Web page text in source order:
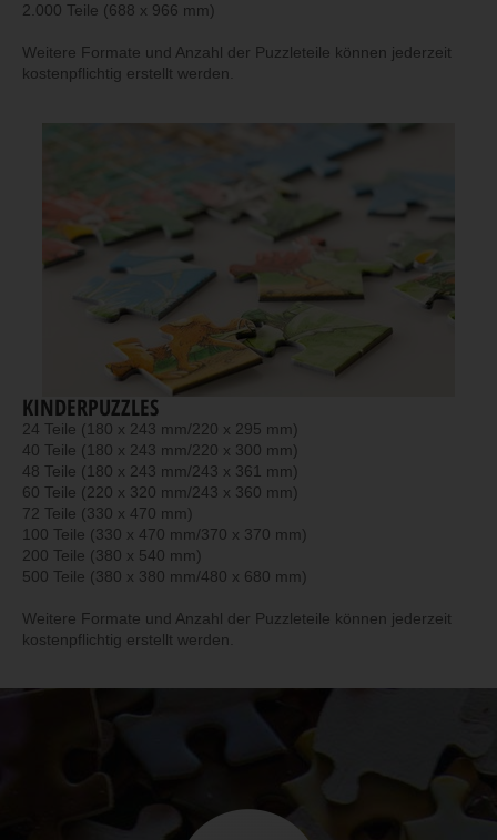
2.000 Teile (688 x 966 mm)
Weitere Formate und Anzahl der Puzzleteile können jederzeit
kostenpflichtig erstellt werden.
KINDERPUZZLES
24 Teile (180 x 243 mm/220 x 295 mm)
40 Teile (180 x 243 mm/220 x 300 mm)
48 Teile (180 x 243 mm/243 x 361 mm)
60 Teile (220 x 320 mm/243 x 360 mm)
72 Teile (330 x 470 mm)
100 Teile (330 x 470 mm/370 x 370 mm)
200 Teile (380 x 540 mm)
500 Teile (380 x 380 mm/480 x 680 mm)
Weitere Formate und Anzahl der Puzzleteile können jederzeit
kostenpflichtig erstellt werden.